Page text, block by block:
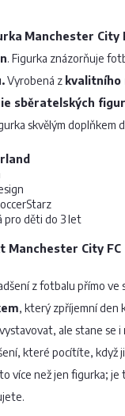
Manchester City
. Figurka znázorňuje
.Vyrobená z
sběratelských
skvělým doplňkem
pro děti do 3 let
Manchester City FC
z fotbalu přímo ve
, který zpříjemní den
ale stane se i
které pocítíte, když
více než jen figurka; je